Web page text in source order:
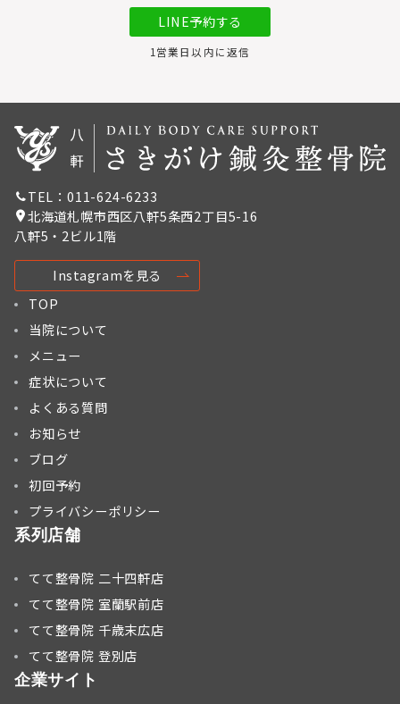
LINE予約する
1営業日以内に返信
TEL：011-624-6233
北海道札幌市西区八軒5条西2丁目5-16
八軒5・2ビル1階
Instagramを見る
TOP
当院について
メニュー
症状について
よくある質問
お知らせ
ブログ
初回予約
プライバシーポリシー
系列店舗
てて整骨院 二十四軒店
てて整骨院 室蘭駅前店
てて整骨院 千歳末広店
てて整骨院 登別店
企業サイト